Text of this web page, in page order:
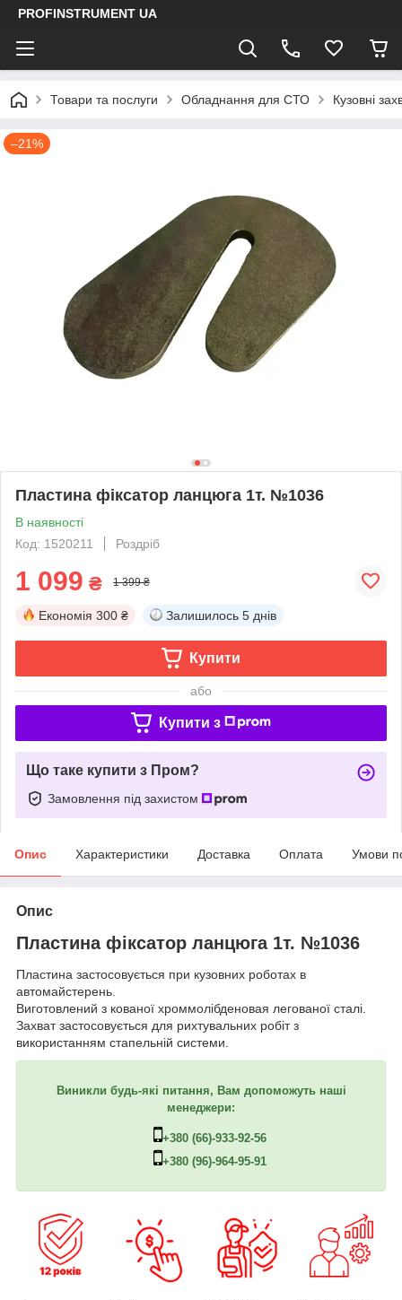
PROFINSTRUMENT UA
Товари та послуги Обладнання для СТО Кузовні
–21%
Пластина фіксатор ланцюга 1т. №1036
В наявності
Код: 1520211
Роздріб
1 099 ₴ 1 399 ₴
Економія 300 ₴ Залишилось 5 днів
Купити
або
Купити з
Що таке купити з Пром?
Замовлення під захистом
Опис Характеристики Доставка Оплата Умови
Опис
Пластина фіксатор ланцюга 1т. №1036
Пластина застосовується при кузовних роботах в
автомайстерень.
Виготовлений з кованої хроммолібденовая легованої сталі.
Захват застосовується для рихтувальних робіт з
використанням стапельній системи.
Виникли будь-які питання, Вам допоможуть наші
менеджери:
+380 (66)-933-92-56
+380 (96)-964-95-91